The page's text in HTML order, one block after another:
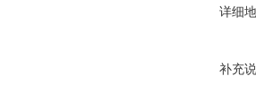
详细
补充